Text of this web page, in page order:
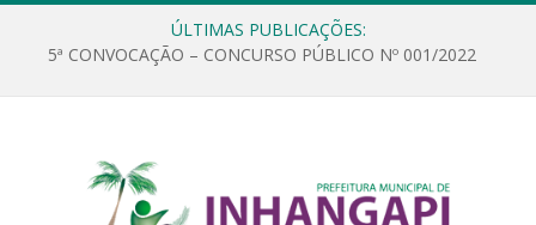
ÚLTIMAS PUBLICAÇÕES:
5ª CONVOCAÇÃO – CONCURSO PÚBLICO Nº 001/2022